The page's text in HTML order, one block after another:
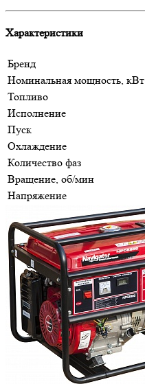
Характеристики
Бренд
Номинальная мощность, кВт
Топливо
Исполнение
Пуск
Охлаждение
Количество фаз
Вращение, об/мин
Напряжение